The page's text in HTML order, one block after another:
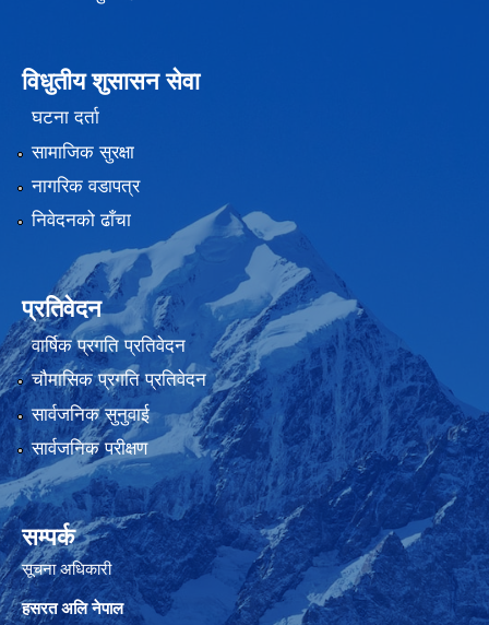
विधुतीय शुसासन सेवा
घटना दर्ता
सामाजिक सुरक्षा
नागरिक वडापत्र
निवेदनको ढाँचा
प्रतिवेदन
वार्षिक प्रगति प्रतिवेदन
चौमासिक प्रगति प्रतिवेदन
सार्वजनिक सुनुवाई
सार्वजनिक परीक्षण
सम्पर्क
सूचना अधिकारी
हसरत अलि नेपाल